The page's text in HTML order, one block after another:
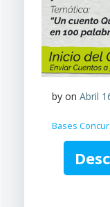
by on Abril
Bases